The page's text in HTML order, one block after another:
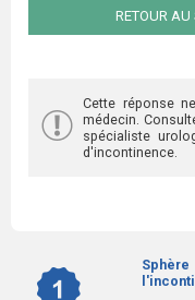
RETOUR AU
Cette réponse
médecin.
spécialiste
d'incontinence.